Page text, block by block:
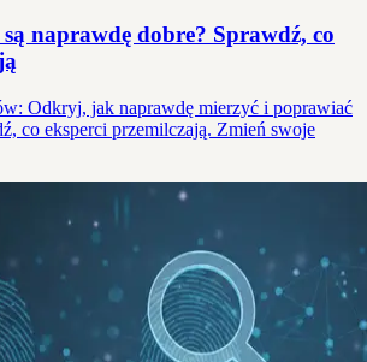
naprawdę dobre? Sprawdź, co
Odkryj, jak naprawdę mierzyć i poprawiać
co eksperci przemilczają. Zmień swoje